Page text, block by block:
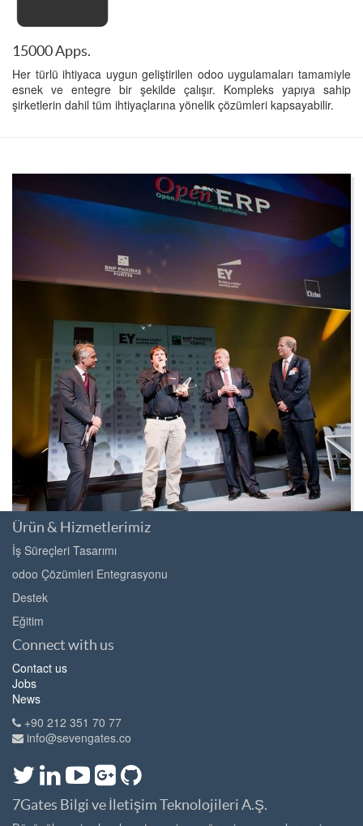
15000 Apps.
Her türlü ihtiyaca uygun geliştirilen odoo uygulamaları tamamiyle
esnek ve entegre bir şekilde çalışır. Kompleks yapıya sahip
şirketlerin dahil tüm ihtiyaçlarına yönelik çözümleri kapsayabilir.
Ödüller
2011 INSEAD Innovator Ödülü
2012 Deloitte tarafından Benelüks Ülkelerinde En Hızlı Büyüyen
Teknoloji Şirketi ( Son 5 yılda %1549 ciroda artış )
2012 & 2013 En İyi Açık Kaynak Çözümü, Bossie Ödülü
2013 Trends Gazelles Ödülü
2013 Avrupa Muhasebe Sistemine En Uyumlu Açık Kaynak Kodlu
Çözüm, Bossie Ödülü
2013 Ernst & Young "L 'Entreprise Prometteuse"
Ürün & Hizmetlerimiz
İş Süreçleri Tasarımı
odoo Çözümleri Entegrasyonu
Destek
Eğitim
Connect with us
Contact us
Jobs
News
+90 212 351 70 77
info@sevengates.co
7Gates Bilgi ve İletişim Teknolojileri A.Ş.